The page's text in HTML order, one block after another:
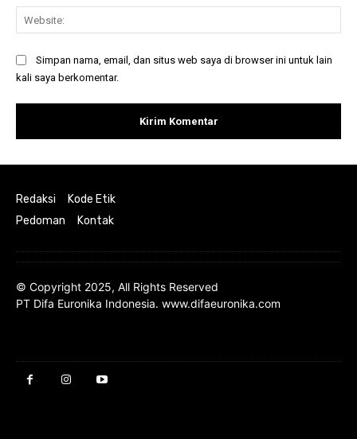
Simpan nama, email, dan situs web saya di browser ini untuk lain
kali saya berkomentar.
Redaksi
Kode Etik
Pedoman
Kontak
© Copyright 2025, All Rights Reserved
PT Difa Euronika Indonesia. www.difaeuronika.com